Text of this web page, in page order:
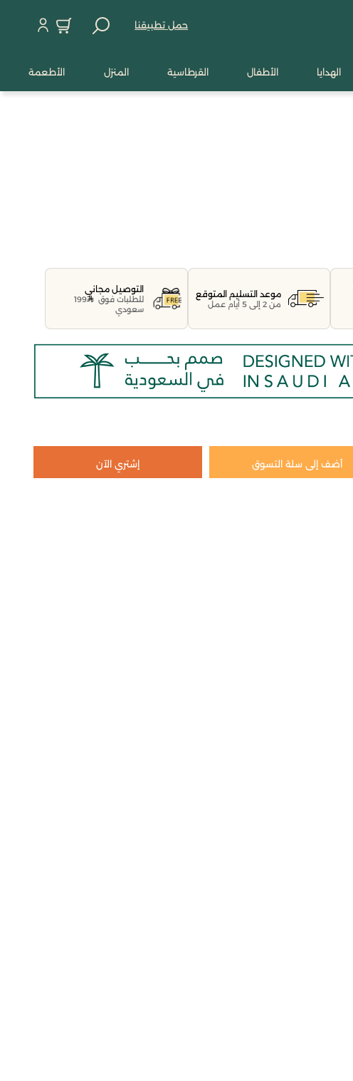
حمل تطبيقنا
الهدايا الأطفال القرطاسية المنزل الأطعمة
موعد التسليم المتوقع
من 2 إلى 5 أيام عمل
التوصيل مجاني
للطلبات فوق
199
سعودي
أضف إلى سلة التسوق إشتري الآن